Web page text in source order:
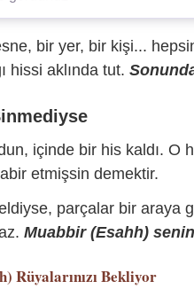
bir yer, bir kişi...
hissi aklında tut.
içinde bir his kaldı. O
etmişsin demektir.
parçalar bir araya
Muabbir (Esahh)
Rüyalarınızı Bekliyor